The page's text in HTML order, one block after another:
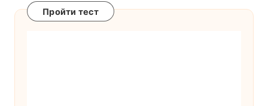
Пройти тест